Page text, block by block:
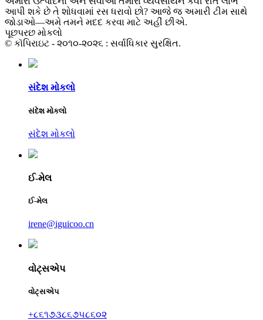
આપી શકે છે તે શોધવામાં રસ ધરાવો છો? આજે જ અમારી ટીમ સાથે
જોડાઓ—અમે તમને મદદ કરવા માટે અહીં છીએ.
પૂછપરછ મોકલો
© કૉપિરાઇટ - ૨૦૧૦-૨૦૨૬ : સર્વાધિકાર સુરક્ષિત.
સંદેશ મોકલો
સંદેશ મોકલો
સંદેશ મોકલો
ઈ-મેલ
ઈ-મેલ
irene@iguicoo.cn
વોટ્સએપ
વોટ્સએપ
+૮૬૧૭૩૮૬૭૫૮૬૦૨